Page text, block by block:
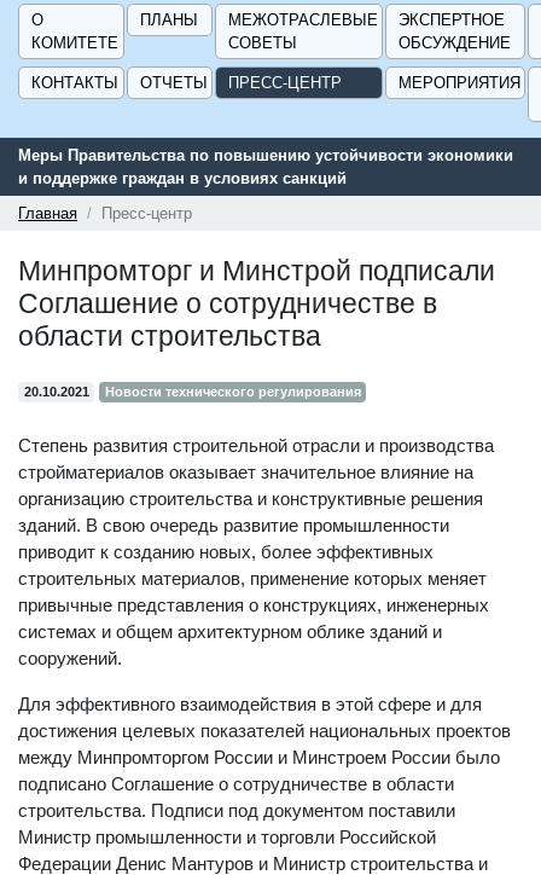
О
КОМИТЕТЕ
ПЛАНЫ
МЕЖОТРАСЛЕВЫЕ
СОВЕТЫ
ЭКСПЕРТНОЕ
ОБСУЖДЕНИЕ
КОНТАКТЫ ОТЧЕТЫ ПРЕСС-ЦЕНТР МЕРОПРИЯТИЯ
Меры Правительства по повышению устойчивости экономики
и поддержке граждан в условиях санкций
Главная
Пресс-центр
Минпромторг и Минстрой подписали
Соглашение о сотрудничестве в
области строительства
20.10.2021 Новости технического регулирования
Степень развития строительной отрасли и производства
стройматериалов оказывает значительное влияние на
организацию строительства и конструктивные решения
зданий. В свою очередь развитие промышленности
приводит к созданию новых, более эффективных
строительных материалов, применение которых меняет
привычные представления о конструкциях, инженерных
системах и общем архитектурном облике зданий и
сооружений.
Для эффективного взаимодействия в этой сфере и для
достижения целевых показателей национальных проектов
между Минпромторгом России и Минстроем России было
подписано Соглашение о сотрудничестве в области
строительства. Подписи под документом поставили
Министр промышленности и торговли Российской
Федерации Денис Мантуров и Министр строительства и